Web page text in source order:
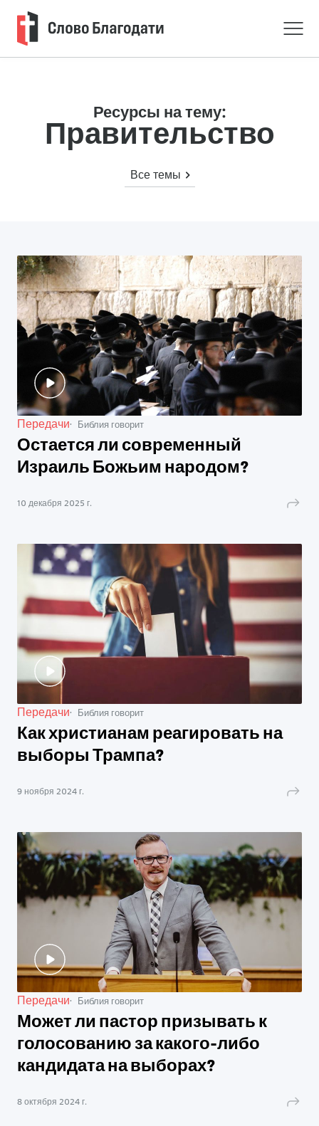
Ресурсы на тему:
Правительство
Все темы
Передачи Библия говорит
Остается ли современный
Израиль Божьим народом?
10 декабря 2025 г.
Передачи Библия говорит
Как христианам реагировать на
выборы Трампа?
9 ноября 2024 г.
Передачи Библия говорит
Может ли пастор призывать к
голосованию за какого-либо
кандидата на выборах?
8 октября 2024 г.